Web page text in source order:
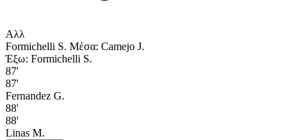
Αλλ
Formichelli S. Μέσα: Camejo J.
Έξω: Formichelli S.
87'
87'
Fernandez G.
88'
88'
Linas M.